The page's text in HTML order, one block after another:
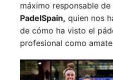
máximo responsable
PadelSpain, quien nos
de cómo ha visto el
profesional como